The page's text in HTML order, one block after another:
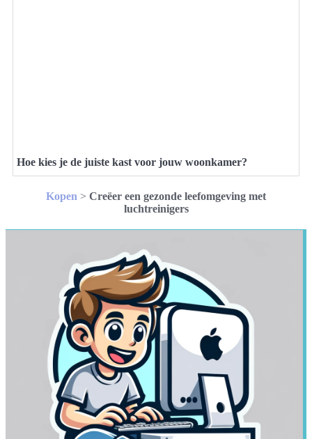
Hoe kies je de juiste kast voor jouw woonkamer?
Kopen > Creëer een gezonde leefomgeving met
luchtreinigers